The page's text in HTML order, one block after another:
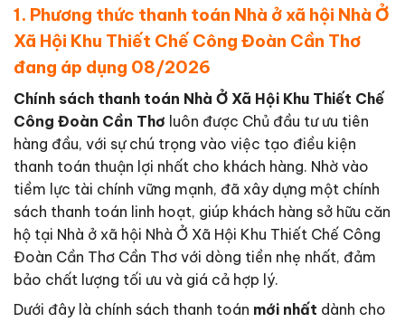
1. Phương thức thanh toán Nhà ở xã hội Nhà Ở
Xã Hội Khu Thiết Chế Công Đoàn Cần Thơ
đang áp dụng 08/2026
Chính sách thanh toán Nhà Ở Xã Hội Khu Thiết Chế
Công Đoàn Cần Thơ luôn được Chủ đầu tư ưu tiên
hàng đầu, với sự chú trọng vào việc tạo điều kiện
thanh toán thuận lợi nhất cho khách hàng. Nhờ vào
tiềm lực tài chính vững mạnh, đã xây dựng một chính
sách thanh toán linh hoạt, giúp khách hàng sở hữu căn
hộ tại Nhà ở xã hội Nhà Ở Xã Hội Khu Thiết Chế Công
Đoàn Cần Thơ Cần Thơ với dòng tiền nhẹ nhất, đảm
bảo chất lượng tối ưu và giá cả hợp lý.
Dưới đây là chính sách thanh toán mới nhất dành cho